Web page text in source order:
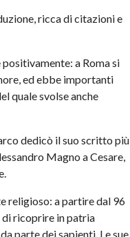
ricca di citazioni e
a Roma si
ed ebbe importanti
quale svolse anche
dedicò il suo scritto più
Magno a Cesare,
religioso: a partire dal 96
di ricoprire in patria
parte dei sapienti. Le sue